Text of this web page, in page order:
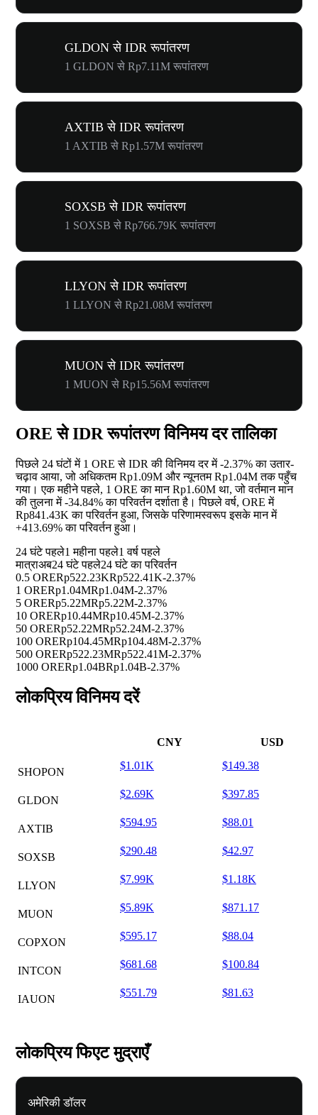
GLDON से IDR रूपांतरण
1 GLDON से Rp7.11M रूपांतरण
AXTIB से IDR रूपांतरण
1 AXTIB से Rp1.57M रूपांतरण
SOXSB से IDR रूपांतरण
1 SOXSB से Rp766.79K रूपांतरण
LLYON से IDR रूपांतरण
1 LLYON से Rp21.08M रूपांतरण
MUON से IDR रूपांतरण
1 MUON से Rp15.56M रूपांतरण
ORE से IDR रूपांतरण विनिमय दर तालिका
पिछले 24 घंटों में 1 ORE से IDR की विनिमय दर में-2.37%का उतार-
चढ़ाव आया, जो अधिकतम Rp1.09M और न्यूनतम Rp1.04M तक पहुँच
गया। एक महीने पहले, 1 ORE का मान Rp1.60M था, जो वर्तमान मान
की तुलना में-34.84%का परिवर्तन दर्शाता है। पिछले वर्ष, ORE में
Rp841.43K का परिवर्तन हुआ, जिसके परिणामस्वरूप इसके मान में
+413.69%का परिवर्तन हुआ।
24 घंटे पहले1 महीना पहले1 वर्ष पहले
मात्राअब24 घंटे पहले24 घंटे का परिवर्तन
0.5 ORERp522.23KRp522.41K-2.37%
1 ORERp1.04MRp1.04M-2.37%
5 ORERp5.22MRp5.22M-2.37%
10 ORERp10.44MRp10.45M-2.37%
50 ORERp52.22MRp52.24M-2.37%
100 ORERp104.45MRp104.48M-2.37%
500 ORERp522.23MRp522.41M-2.37%
1000 ORERp1.04BRp1.04B-2.37%
लोकप्रिय विनिमय दरें
CNY USD
SHOPON
$1.01K $149.38
GLDON
$2.69K $397.85
AXTIB
$594.95 $88.01
SOXSB
$290.48 $42.97
LLYON
$7.99K $1.18K
MUON
$5.89K $871.17
COPXON
$595.17 $88.04
INTCON
$681.68 $100.84
IAUON
$551.79 $81.63
लोकप्रिय फिएट मुद्राएँ
अमेरिकी डॉलर